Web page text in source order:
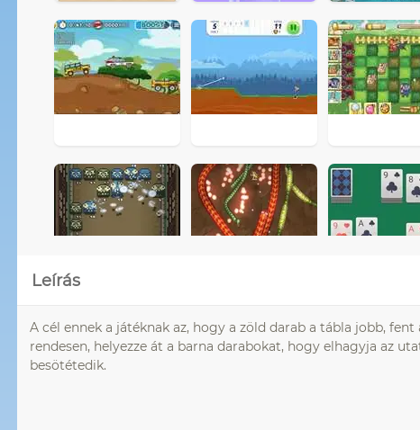
Leírás
A cél ennek a játéknak az, hogy a zöld darab a tábla jobb,
rendesen, helyezze át a barna darabokat, hogy elhagyja az
besötétedik.